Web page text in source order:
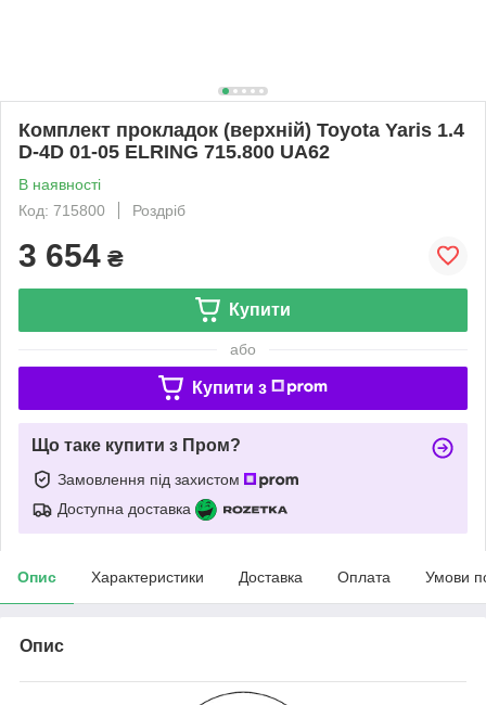
Комплект прокладок (верхній) Toyota Yaris 1.4
D-4D 01-05 ELRING 715.800 UA62
В наявності
Код: 715800
Роздріб
3 654 ₴
Купити
або
Купити з
Що таке купити з Пром?
Замовлення під захистом
Доступна доставка
Опис Характеристики Доставка Оплата Умови
Опис